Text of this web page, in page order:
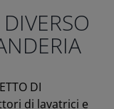
DI
di lavatrici e